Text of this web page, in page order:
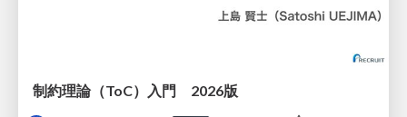
制約理論（ToC）入門 2026版